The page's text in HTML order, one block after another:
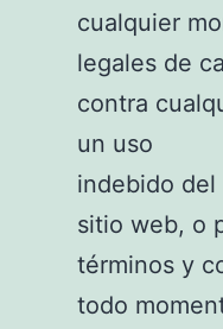
cualquier
legales de
contra
un uso
indebido
sitio web, o
términos y
todo